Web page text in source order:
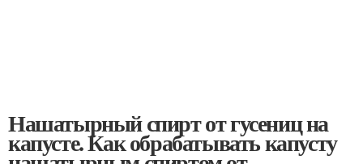
Нашатырный спирт от гусениц на
капусте. Как обрабатывать капусту